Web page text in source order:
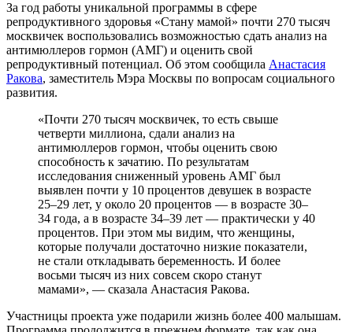
За год работы уникальной программы в сфере
репродуктивного здоровья «Стану мамой» почти 270 тысяч
москвичек воспользовались возможностью сдать анализ на
антимюллеров гормон (АМГ) и оценить свой
репродуктивный потенциал. Об этом сообщила Анастасия
Ракова, заместитель Мэра Москвы по вопросам социального
развития.
«Почти 270 тысяч москвичек, то есть свыше
четверти миллиона, сдали анализ на
антимюллеров гормон, чтобы оценить свою
способность к зачатию. По результатам
исследования сниженный уровень АМГ был
выявлен почти у 10 процентов девушек в возрасте
25–29 лет, у около 20 процентов — в возрасте 30–
34 года, а в возрасте 34–39 лет — практически у 40
процентов. При этом мы видим, что женщины,
которые получали достаточно низкие показатели,
не стали откладывать беременность. И более
восьми тысяч из них совсем скоро станут
мамами», — сказала Анастасия Ракова.
Участницы проекта уже подарили жизнь более 400 малышам.